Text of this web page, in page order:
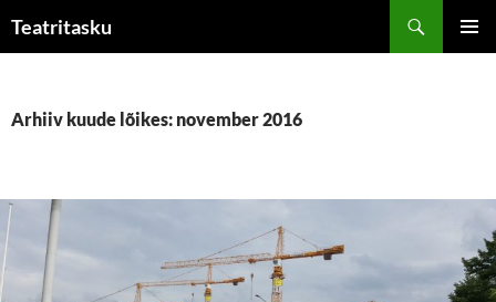
sisu
Teatritasku
Arhiiv kuude lõikes: november 2016